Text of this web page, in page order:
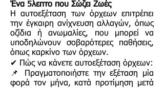
Ένα 5λεπτο που Σώζει Ζωές
Η αυτοεξέταση των όρχεων επιτρέπει
την έγκαιρη ανίχνευση αλλαγών, όπως
οζίδια ή ανωμαλίες, που μπορεί να
υποδηλώνουν σοβαρότερες παθήσεις,
όπως καρκίνο των όρχεων.
✔ Πώς να κάνετε αυτοεξέταση όρχεων:
📌 Πραγματοποιήστε την εξέταση μία
φορά τον μήνα, κατά προτίμηση μετά